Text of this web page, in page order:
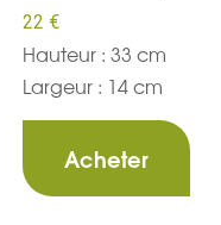
22 €
Hauteur : 33 cm
Largeur : 14 cm
Acheter